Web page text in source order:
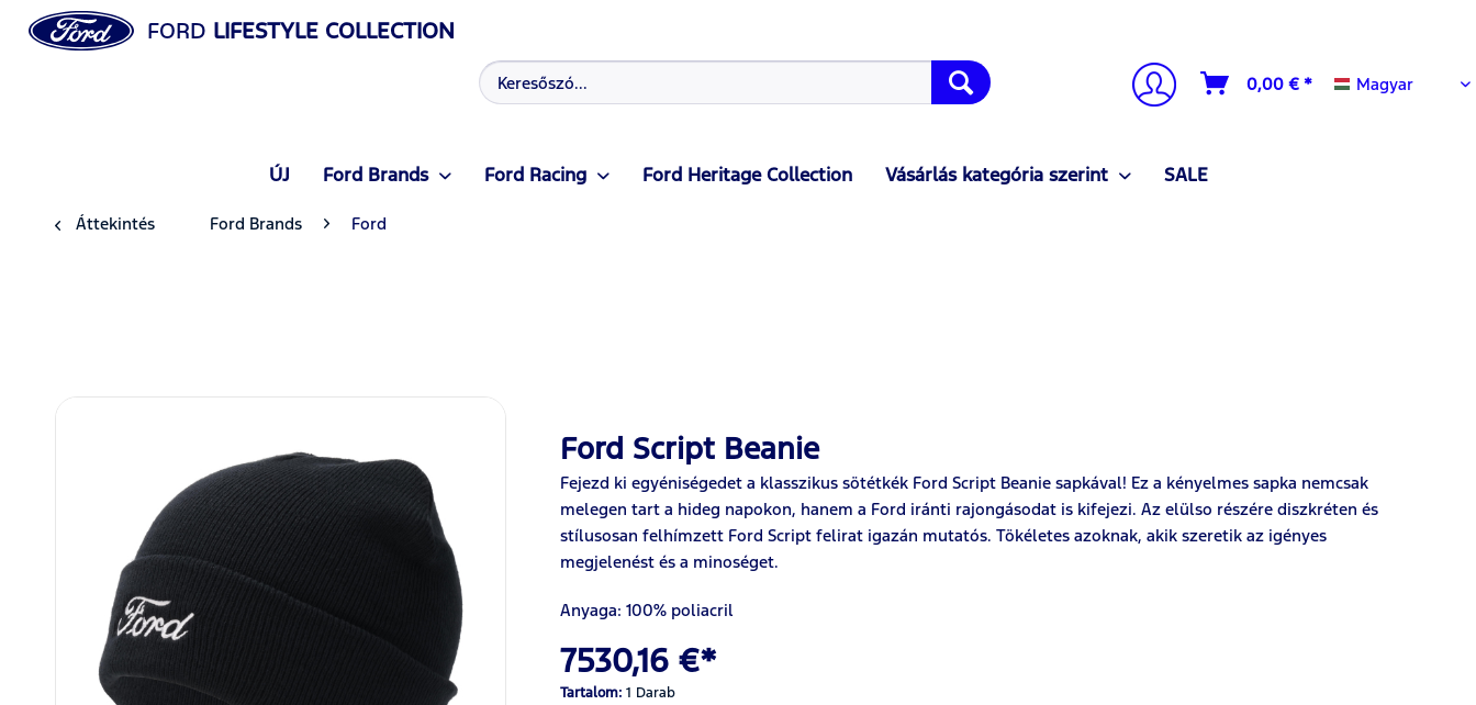
FORD LIFESTYLE COLLECTION
0,00 € * Magyar
Magyar
ÚJ Ford Brands Ford Racing Ford Heritage Collection Vásárlás kategória szerint SALE
Áttekintés Ford Brands Ford
Ford Script Beanie
Fejezd ki egyéniségedet a klasszikus sötétkék Ford Script Beanie sapkával! Ez a kényelmes sapka nemcsak
melegen tart a hideg napokon, hanem a Ford iránti rajongásodat is kifejezi. Az elülso részére diszkréten és
stílusosan felhímzett Ford Script felirat igazán mutatós. Tökéletes azoknak, akik szeretik az igényes
megjelenést és a minoséget.
Anyaga: 100% poliacril
7530,16 €*
Tartalom:1 Darab